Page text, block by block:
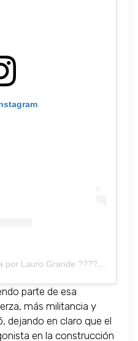
Una publicación compartida por Lauro Grande ?????????????????? (@laurograndeok)
parte de esa
más militancia y
dejando en claro que el
en la construcción